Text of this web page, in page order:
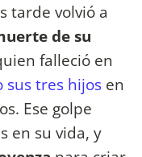
tarde volvió a
de su
falleció en
sus tres hijos en
Ese golpe
en su vida, y